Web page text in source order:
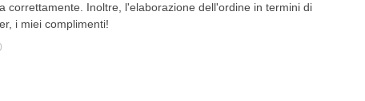
correttamente. Inoltre, l'elaborazione dell'ordine in termini di
i miei complimenti!